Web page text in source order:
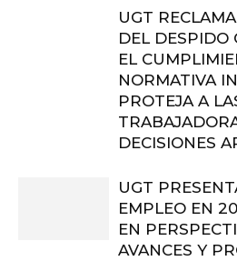
UGT
DEL DESPIDO
EL
NORMATIVA
PROTEJA A
DECISIONES
UGT
EMPLEO EN
EN
AVANCES Y